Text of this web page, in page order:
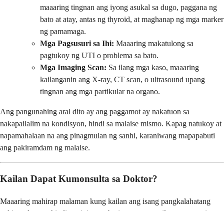
maaaring tingnan ang iyong asukal sa dugo, paggana ng
bato at atay, antas ng thyroid, at maghanap ng mga marker
ng pamamaga.
Mga Pagsusuri sa Ihi: Maaaring makatulong sa
pagtukoy ng UTI o problema sa bato.
Mga Imaging Scan: Sa ilang mga kaso, maaaring
kailanganin ang X-ray, CT scan, o ultrasound upang
tingnan ang mga partikular na organo.
Ang pangunahing aral dito ay ang paggamot ay nakatuon sa
nakapailalim na kondisyon, hindi sa malaise mismo. Kapag natukoy at
napamahalaan na ang pinagmulan ng sanhi, karaniwang mapapabuti
ang pakiramdam ng malaise.
Kailan Dapat Kumonsulta sa Doktor?
Maaaring mahirap malaman kung kailan ang isang pangkalahatang